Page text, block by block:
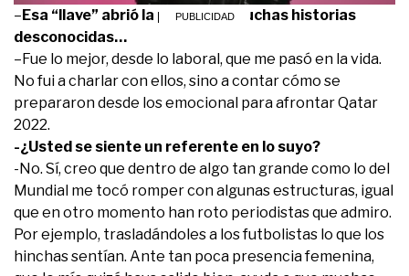
0
seconds
of
11
minutes,
47
seconds
–Esa “llave” abrió la puerta de muchas historias
desconocidas…
–Fue lo mejor, desde lo laboral, que me pasó en la vida.
No fui a charlar con ellos, sino a contar cómo se
prepararon desde los emocional para afrontar Qatar
2022.
-¿Usted se siente un referente en lo suyo?
-No. Sí, creo que dentro de algo tan grande como lo del
Mundial me tocó romper con algunas estructuras, igual
que en otro momento han roto periodistas que admiro.
Por ejemplo, trasladándoles a los futbolistas lo que los
hinchas sentían. Ante tan poca presencia femenina,